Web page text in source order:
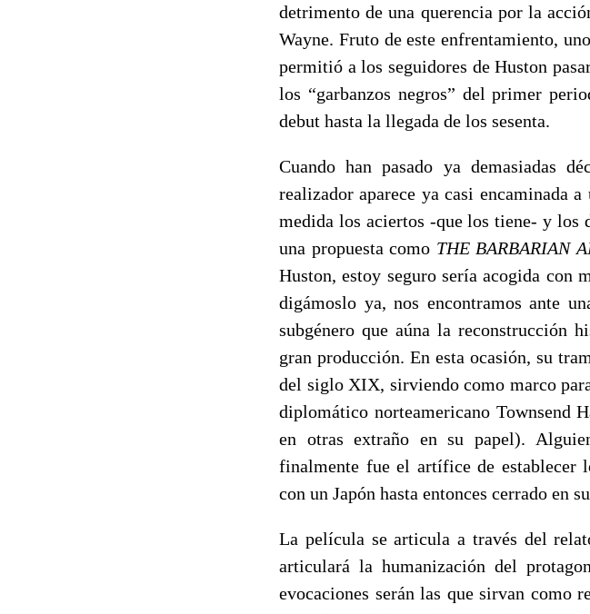
detrimento de una querencia por la
Wayne. Fruto de este enfrentamiento,
permitió a los seguidores de Huston
los “garbanzos negros” del primer
debut hasta la llegada de los sesenta.
Cuando han pasado ya demasiadas
realizador aparece ya casi encaminada
medida los aciertos -que los tiene- y los
una propuesta como THE BARBARIAN
Huston, estoy seguro sería acogida con
digámoslo ya, nos encontramos ante
subgénero que aúna la reconstrucción
gran producción. En esta ocasión, su
del siglo XIX, sirviendo como marco
diplomático norteamericano Townsend
en otras extraño en su papel).
finalmente fue el artífice de establecer
con un Japón hasta entonces cerrado en
La película se articula a través del
articulará la humanización del
evocaciones serán las que sirvan como